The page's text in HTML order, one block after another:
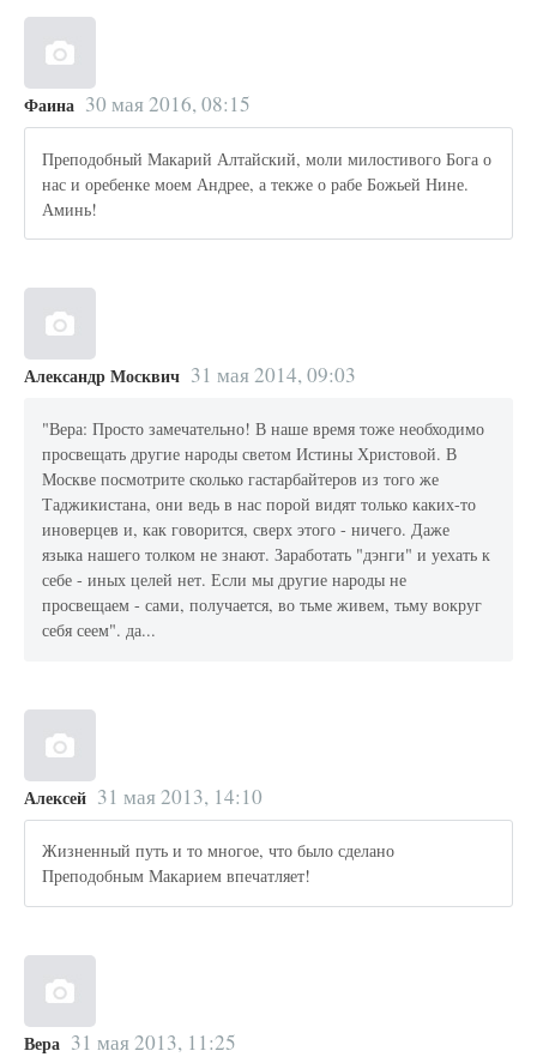
Фаина 30 мая 2016, 08:15
Преподобный Макарий Алтайский, моли милостивого Бога о
нас и оребенке моем Андрее, а текже о рабе Божьей Нине.
Аминь!
Александр Москвич 31 мая 2014, 09:03
"Вера: Просто замечательно! В наше время тоже необходимо
просвещать другие народы светом Истины Христовой. В
Москве посмотрите сколько гастарбайтеров из того же
Таджикистана, они ведь в нас порой видят только каких-то
иноверцев и, как говорится, сверх этого - ничего. Даже
языка нашего толком не знают. Заработать "дэнги" и уехать к
себе - иных целей нет. Если мы другие народы не
просвещаем - сами, получается, во тьме живем, тьму вокруг
себя сеем". да...
Алексей 31 мая 2013, 14:10
Жизненный путь и то многое, что было сделано
Преподобным Макарием впечатляет!
Вера 31 мая 2013, 11:25